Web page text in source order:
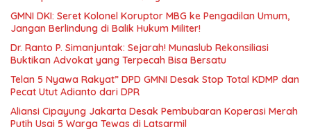
GMNI DKI: Seret Kolonel Koruptor MBG ke Pengadilan Umum,
Jangan Berlindung di Balik Hukum Militer!
Dr. Ranto P. Simanjuntak: Sejarah! Munaslub Rekonsiliasi
Buktikan Advokat yang Terpecah Bisa Bersatu
Telan 5 Nyawa Rakyat” DPD GMNI Desak Stop Total KDMP dan
Pecat Utut Adianto dari DPR
Aliansi Cipayung Jakarta Desak Pembubaran Koperasi Merah
Putih Usai 5 Warga Tewas di Latsarmil